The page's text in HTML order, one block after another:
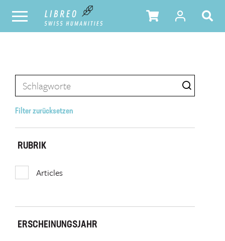
Filter zurücksetzen
RUBRIK
Articles
ERSCHEINUNGSJAHR